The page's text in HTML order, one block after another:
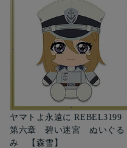
ヤマトよ永遠に REBEL3199
第六章 碧い迷宮 ぬいぐる
み 【森雪】